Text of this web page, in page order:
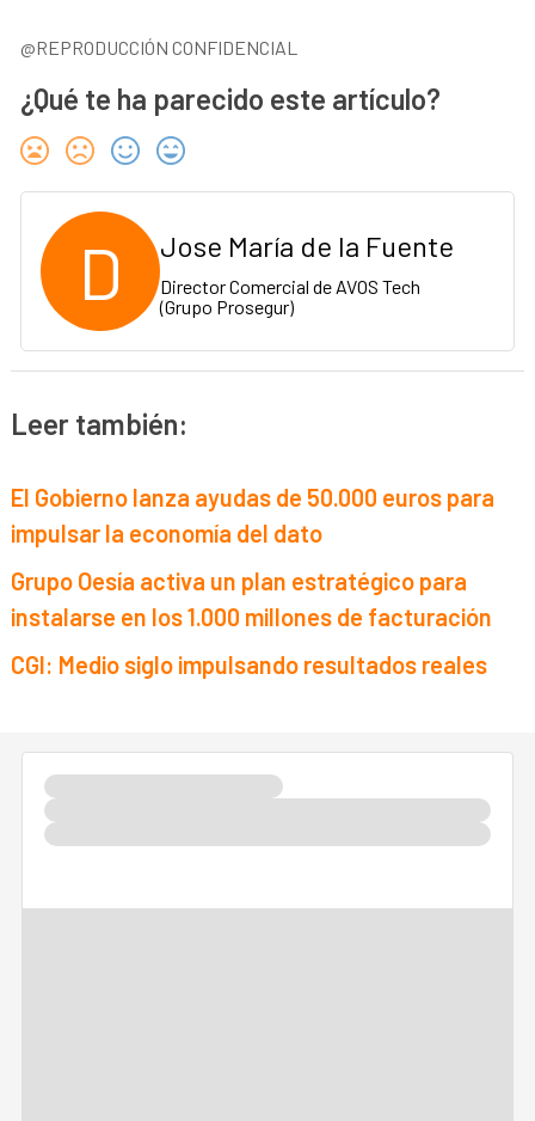
@REPRODUCCIÓN CONFIDENCIAL
¿Qué te ha parecido este artículo?
D Jose María de la Fuente
Director Comercial de AVOS Tech
(Grupo Prosegur)
Leer también:
El Gobierno lanza ayudas de 50.000 euros para
impulsar la economía del dato
Grupo Oesía activa un plan estratégico para
instalarse en los 1.000 millones de facturación
CGI: Medio siglo impulsando resultados reales